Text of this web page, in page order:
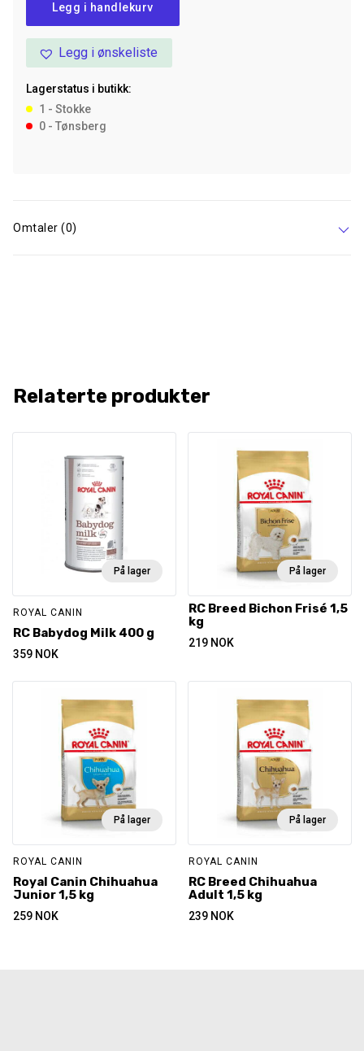
Poodle
Adult
kg
antall
Legg i handlekurv
Legg i ønskeliste
Lagerstatus i butikk:
1 - Stokke
0 - Tønsberg
Omtaler (0)
Relaterte produkter
På lager
ROYAL CANIN
RC Babydog Milk 400 g
359 NOK
På lager
RC Breed Bichon Frisé 1,5
kg
219 NOK
På lager
ROYAL CANIN
Royal Canin Chihuahua
Junior 1,5 kg
259 NOK
På lager
ROYAL CANIN
RC Breed Chihuahua
Adult 1,5 kg
239 NOK